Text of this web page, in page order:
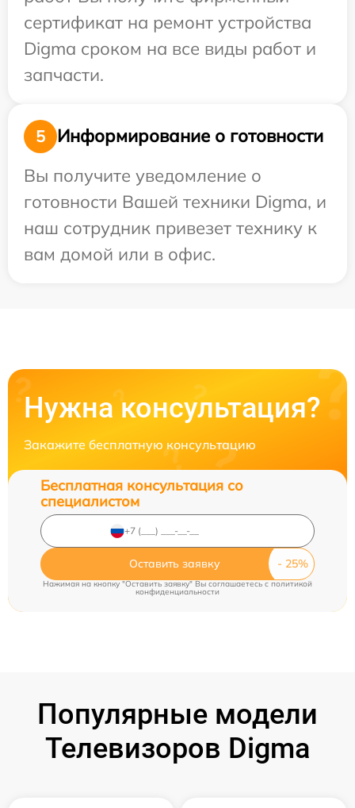
сертификат на ремонт устройства
Digma сроком на все виды работ и
запчасти.
5
Информирование о готовности
Вы получите уведомление о
готовности Вашей техники Digma, и
наш сотрудник привезет технику к
вам домой или в офис.
Нужна консультация?
Закажите бесплатную консультацию
Бесплатная консультация со
специалистом
Оставить заявку
Нажимая на кнопку "Оставить заявку" Вы соглашаетесь cполитикой
конфиденциальности
Популярные модели
Телевизоров Digma